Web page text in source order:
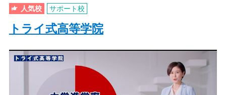
人気校 サポート校
トライ式高等学院